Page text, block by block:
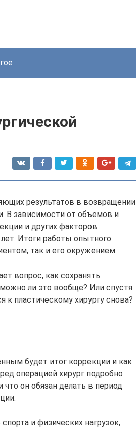
результатов в возвращении
В зависимости от объемов и
и других факторов
Итоги работы опытного
так и его окружением.
вопрос, как сохранять
ли это вообще? Или спустя
пластическому хирургу снова?
будет итог коррекции и как
операцией хирург подробно
он обязан делать в период
и физических нагрузок,